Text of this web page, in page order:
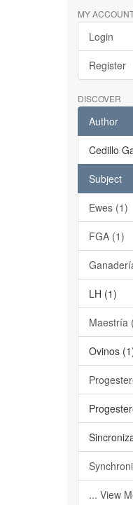
MY
Login
Register
DISCOVER
Author
Cedillo
Subject
Ewes (1)
FGA (1)
LH (1)
Maestría
Ovinos
... View